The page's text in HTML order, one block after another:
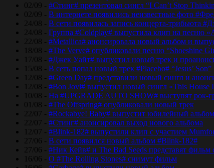
02/09 - #Стинг# презентовал сингл “I Can’t Stop
02/09 - В интернете появились неизвестные фото
24/08 - В сети появилась запись концерта-трибьюта
24/08 - Группа #Coldplay# выпустила клип на песню
22/08 - #Metallica# анонсировала новый альбом и
18/08 - #The Verve# опубликовали песню “Shoeshine
17/08 - #Джек Уайт# выпустил новый трек и
15/08 - В сеть попал новый трек #Placebo# “Jesus’ Son”
12/08 - #Green Day# представили новый сингл и
12/08 - #Bon Jovi# выпустил новый сингл «This House
10/08 - На #UPGRADE AUTO SHOW# выступят рок-
01/08 - #The Offspring# опубликовали новый трек
22/07 - #Rockabye! Baby# выпустит юбилейный альбом
22/07 - #Стинг# анонсировал выход нового альбома
12/07 - #Blink-182# выпустили клип с участием
27/06 - В сети появился новый альбом #Blink-182#
27/06 - #Ник Кейв# и The Bad Seeds представят фильм
16/06 - О #The Rolling Stones# снимут фильм